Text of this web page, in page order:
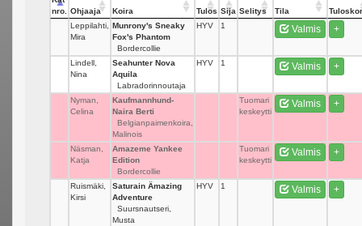
nro.
Ohjaaja Koira Tulos Sija Selitys Tila
Leppilahti,
Mira
Munrony's Sneaky
Fox's Phantom
Bordercollie
HYV 1 Valmis +
Lindell,
Nina
Seahunter Nova
Aquila
Labradorinnoutaja
HYV 1 Valmis +
Nyman,
Celina
Kaufmannhund-
Naira Berti
Belgianpaimenkoira,
Malinois
Tuomari
keskeytti
Valmis +
Näsman,
Katja
Amazeme Yankee
Edition
Bordercollie
Tuomari
keskeytti
Valmis +
Ruismäki,
Kirsi
Saturain Ämazing
Adventure
Suursnautseri,
Musta
HYV 1 Valmis +